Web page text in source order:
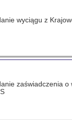
wyciągu z
zaświadczenia o